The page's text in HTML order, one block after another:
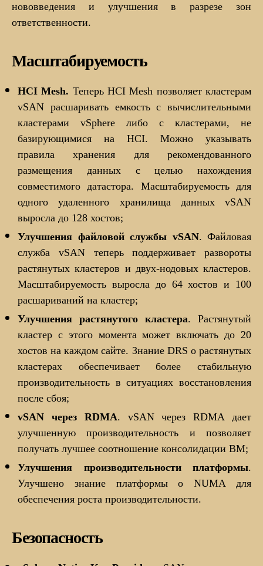
нововведения и улучшения в разрезе зон
ответственности.
Масштабируемость
HCI Mesh. Теперь HCI Mesh позволяет кластерам
vSAN расшаривать емкость с вычислительными
кластерами vSphere либо с кластерами, не
базирующимися на HCI. Можно указывать
правила хранения для рекомендованного
размещения данных с целью нахождения
совместимого датастора. Масштабируемость для
одного удаленного хранилища данных vSAN
выросла до 128 хостов;
Улучшения файловой службы vSAN. Файловая
служба vSAN теперь поддерживает развороты
растянутых кластеров и двух-нодовых кластеров.
Масштабируемость выросла до 64 хостов и 100
расшариваний на кластер;
Улучшения растянутого кластера. Растянутый
кластер с этого момента может включать до 20
хостов на каждом сайте. Знание DRS о растянутых
кластерах обеспечивает более стабильную
производительность в ситуациях восстановления
после сбоя;
vSAN через RDMA. vSAN через RDMA дает
улучшенную производительность и позволяет
получать лучшее соотношение консолидации ВМ;
Улучшения производительности платформы.
Улучшено знание платформы о NUMA для
обеспечения роста производительности.
Безопасность